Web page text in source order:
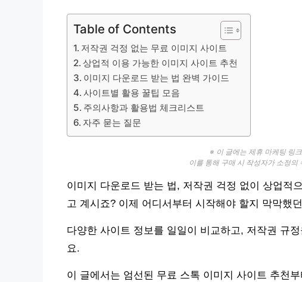
Table of Contents
저작권 걱정 없는 무료 이미지 사이트
상업적 이용 가능한 이미지 사이트 추천
이미지 다운로드 받는 법 완벽 가이드
사이트별 활용 꿀팁 모음
주의사항과 활용법 체크리스트
자주 묻는 질문
※ 이 글에는 제휴 마케팅 링
이를 통해 구매 시 작성자가 소정의
이미지 다운로드 받는 법, 저작권 걱정 없이 상업적
고 계시죠? 이제 어디서부터 시작해야 할지 막막했
다양한 사이트 정보를 일일이 비교하고, 저작권 규
요.
이 글에서는 엄선된 무료 스톡 이미지 사이트 추천